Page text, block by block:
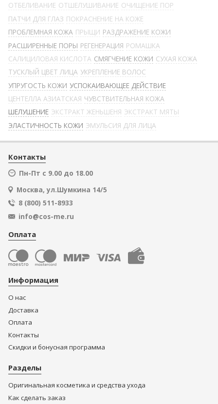
ОТБЕЛИВАНИЕ ОТШЕЛУШИВАНИЕ ОЧИЩЕНИЕ ПОР
ПАТЧИ ДЛЯ ГЛАЗ ПОКРАСНЕНИЕ НА КОЖЕ
ПРОБЛЕМНАЯ КОЖА ПРЫЩИ РАЗДРАЖЕНИЕ КОЖИ
РАСШИРЕННЫЕ ПОРЫ РЕГЕНЕРАЦИЯ РОМАШКА
САЛИЦИЛОВАЯ КИСЛОТА СМЯГЧЕНИЕ КОЖИ СУХАЯ КОЖА
ТУСКЛЫЙ ЦВЕТ ЛИЦА УКРЕПЛЕНИЕ ВОЛОС
УПРУГОСТЬ КОЖИ УСПОКАИВАЮЩЕЕ ДЕЙСТВИЕ
ЦЕНТЕЛЛА АЗИАТСКАЯ ЧУВСТВИТЕЛЬНАЯ КОЖА
ШЕЛУШЕНИЕ ЭКСТРАКТ ЖЕНЬШЕНЯ ЭКСТРАКТ МЯТЫ
ЭЛАСТИЧНОСТЬ КОЖИ ЭМУЛЬСИЯ ДЛЯ ЛИЦА
Контакты
Пн-Пт с 9.00 до 18.00
Москва, ул.Шумкина 14/5
8 (800) 511-8933
info@cos-me.ru
Оплата
Информация
О нас
Доставка
Оплата
Контакты
Скидки и бонусная программа
Разделы
Оригинальная косметика и средства ухода
Как сделать заказ